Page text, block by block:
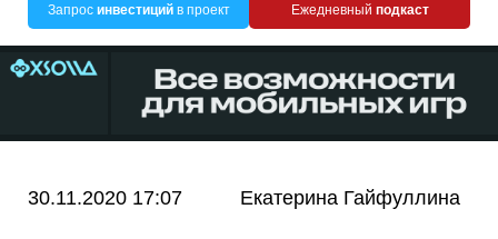
Запрос инвестицийв проект Ежедневный подкаст
30.11.2020 17:07 Екатерина Гайфуллина